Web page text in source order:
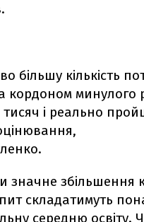
більшу кількість
кордоном минулого
і реально
значне збільшення
складатимуть
середню освіту.